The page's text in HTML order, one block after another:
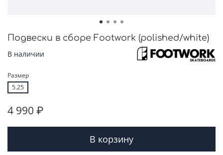
Подвески в сборе Footwork (polished/white)
В наличии
Размер
5.25
4 990 ₽
В корзину